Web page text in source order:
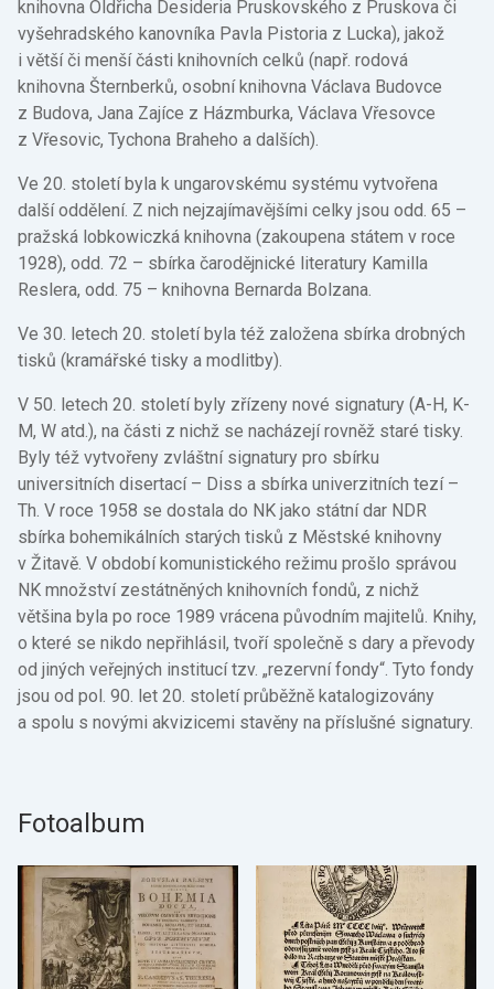
knihovna Oldřicha Desideria Pruskovského z Pruskova či
vyšehradského kanovníka Pavla Pistoria z Lucka), jakož
i větší či menší části knihovních celků (např. rodová
knihovna Šternberků, osobní knihovna Václava Budovce
z Budova, Jana Zajíce z Házmburka, Václava Vřesovce
z Vřesovic, Tychona Braheho a dalších).
Ve 20. století byla k ungarovskému systému vytvořena
další oddělení. Z nich nejzajímavějšími celky jsou odd. 65 –
pražská lobkowiczká knihovna (zakoupena státem v roce
1928), odd. 72 – sbírka čarodějnické literatury Kamilla
Reslera, odd. 75 – knihovna Bernarda Bolzana.
Ve 30. letech 20. století byla též založena sbírka drobných
tisků (kramářské tisky a modlitby).
V 50. letech 20. století byly zřízeny nové signatury (A-H, K-
M, W atd.), na části z nichž se nacházejí rovněž staré tisky.
Byly též vytvořeny zvláštní signatury pro sbírku
universitních disertací – Diss a sbírka univerzitních tezí –
Th. V roce 1958 se dostala do NK jako státní dar NDR
sbírka bohemikálních starých tisků z Městské knihovny
v Žitavě. V období komunistického režimu prošlo správou
NK množství zestátněných knihovních fondů, z nichž
většina byla po roce 1989 vrácena původním majitelů. Knihy,
o které se nikdo nepřihlásil, tvoří společně s dary a převody
od jiných veřejných institucí tzv. „rezervní fondy“. Tyto fondy
jsou od pol. 90. let 20. století průběžně katalogizovány
a spolu s novými akvizicemi stavěny na příslušné signatury.
Fotoalbum